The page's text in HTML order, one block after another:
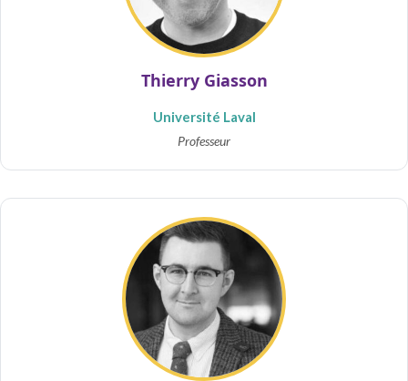
Thierry Giasson
Université Laval
Professeur